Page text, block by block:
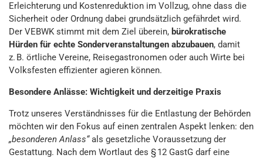
Erleichterung und Kostenreduktion im Vollzug, ohne dass die
Sicherheit oder Ordnung dabei grundsätzlich gefährdet wird.
Der VEBWK stimmt mit dem Ziel überein, bürokratische
Hürden für echte Sonderveranstaltungen abzubauen, damit
z. B. örtliche Vereine, Reisegastronomen oder auch Wirte bei
Volksfesten effizienter agieren können.
Besondere Anlässe: Wichtigkeit und derzeitige Praxis
Trotz unseres Verständnisses für die Entlastung der Behörden
möchten wir den Fokus auf einen zentralen Aspekt lenken: den
„besonderen Anlass“als gesetzliche Voraussetzung der
Gestattung. Nach dem Wortlaut des § 12 GastG darf eine